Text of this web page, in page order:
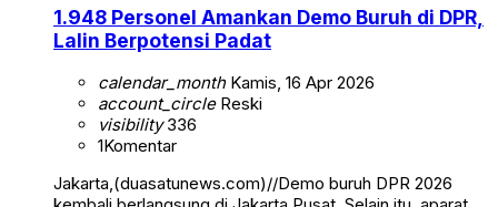
1.948 Personel Amankan Demo Buruh di DPR,
Lalin Berpotensi Padat
calendar_monthKamis, 16 Apr 2026
account_circleReski
visibility336
1Komentar
Jakarta,(duasatunews.com)//Demo buruh DPR 2026